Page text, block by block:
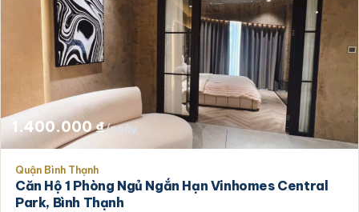
1.400.000₫/ngày
Quận Bình Thạnh
Căn Hộ 1 Phòng Ngủ Ngắn Hạn Vinhomes Central
Park, Bình Thạnh